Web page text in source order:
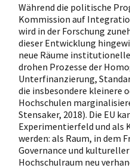
Während die politische
Kommission auf
wird in der Forschung
dieser Entwicklung
neue Räume
drohen Prozesse der
Unterfinanzierung,
die insbesondere kleinere
Hochschulen
Stensaker, 2018). Die EU
Experimentierfeld und als
werden: als Raum, in dem
Governance und
Hochschulraum neu